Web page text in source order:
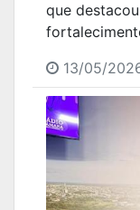
que
13/05/